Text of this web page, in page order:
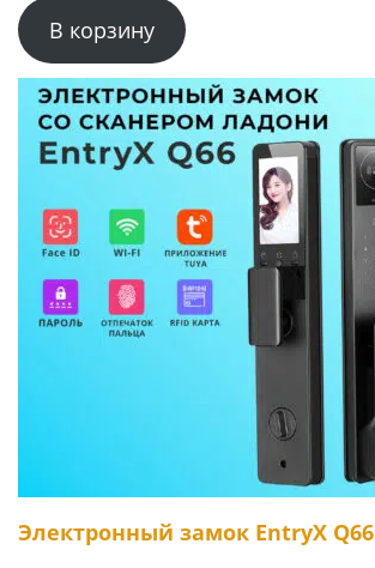
В корзину
Электронный замок EntryX Q66